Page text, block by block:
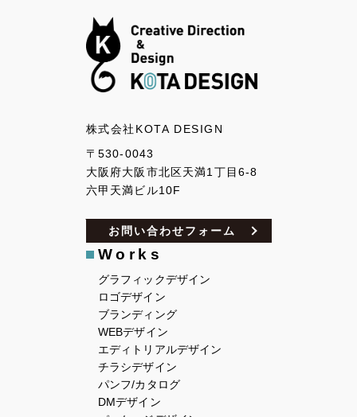
株式会社KOTA DESIGN
〒530-0043
大阪府大阪市北区天満1丁目6-8
六甲天満ビル10F
お問い合わせフォーム
Works
グラフィックデザイン
ロゴデザイン
ブランディング
WEBデザイン
エディトリアルデザイン
チラシデザイン
パンフ/カタログ
DMデザイン